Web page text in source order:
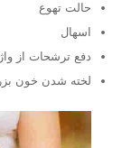
حالت تهوع
اسهال
دفع ترشحات از
لخته شدن خون